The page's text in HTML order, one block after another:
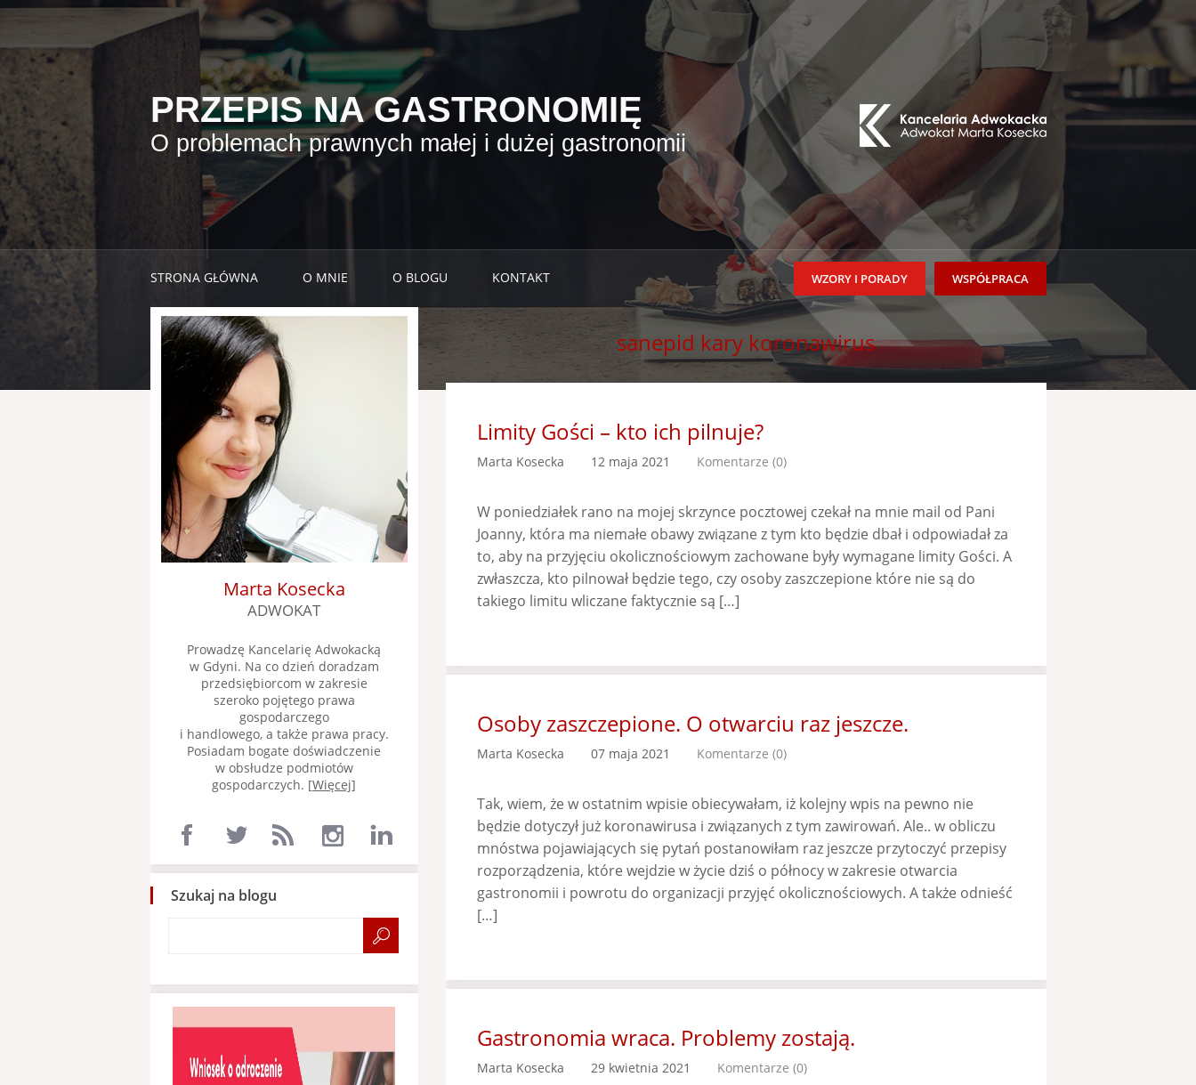
PRZEPIS NA GASTRONOMIĘ
O problemach prawnych małej i dużej gastronomii
STRONA GŁÓWNA O MNIE O BLOGU KONTAKT WSPÓŁPRACA
WZORY I PORADY
sanepid kary koronawirus
Limity Gości – kto ich pilnuje?
Marta Kosecka 12 maja 2021 Komentarze (0)
W poniedziałek rano na mojej skrzynce pocztowej czekał na mnie mail od Pani
Joanny, która ma niemałe obawy związane z tym kto będzie dbał i odpowiadał za
to, aby na przyjęciu okolicznościowym zachowane były wymagane limity Gości. A
zwłaszcza, kto pilnował będzie tego, czy osoby zaszczepione które nie są do
takiego limitu wliczane faktycznie są […]
Osoby zaszczepione. O otwarciu raz jeszcze.
Marta Kosecka 07 maja 2021 Komentarze (0)
Tak, wiem, że w ostatnim wpisie obiecywałam, iż kolejny wpis na pewno nie
będzie dotyczył już koronawirusa i związanych z tym zawirowań. Ale.. w obliczu
mnóstwa pojawiających się pytań postanowiłam raz jeszcze przytoczyć przepisy
rozporządzenia, które wejdzie w życie dziś o północy w zakresie otwarcia
gastronomii i powrotu do organizacji przyjęć okolicznościowych. A także odnieść
[…]
Gastronomia wraca. Problemy zostają.
Marta Kosecka 29 kwietnia 2021 Komentarze (0)
Marta Kosecka
ADWOKAT
Prowadzę Kancelarię Adwokacką
w Gdyni. Na co dzień doradzam
przedsiębiorcom w zakresie
szeroko pojętego prawa
gospodarczego
i handlowego, a także prawa pracy.
Posiadam bogate doświadczenie
w obsłudze podmiotów
gospodarczych. [Więcej]
Szukaj na blogu